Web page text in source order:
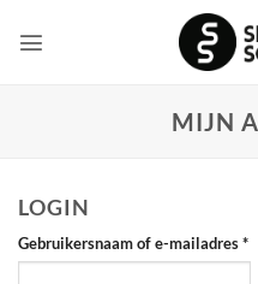
naar
MIJN
LOGIN
Gebruikersnaam of e-mailadres*